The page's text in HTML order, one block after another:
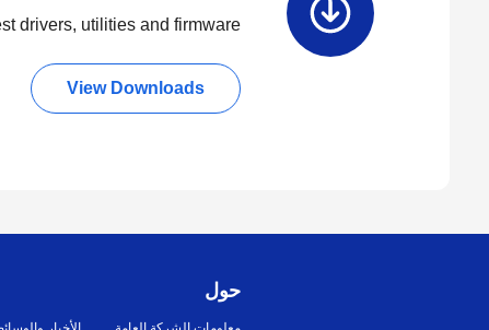
drivers, utilities and firmware.
View Downloads
حول